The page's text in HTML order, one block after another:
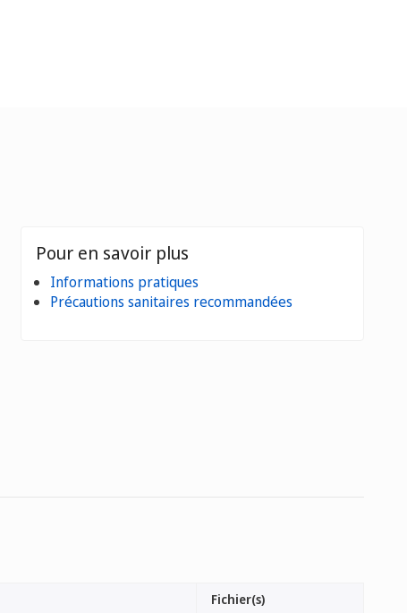
Pour en savoir plus
Informations pratiques
Précautions sanitaires recommandées
Fichier(s)